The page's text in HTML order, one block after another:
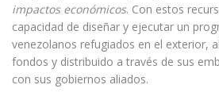
impactos económicos. Con estos
capacidad de diseñar y ejecutar un
venezolanos refugiados en el exterior,
fondos y distribuido a través de sus
con sus gobiernos aliados.